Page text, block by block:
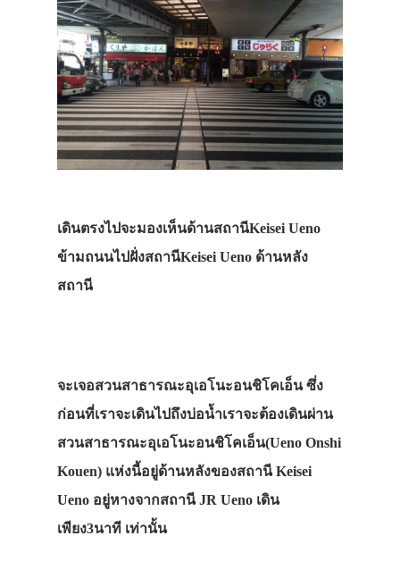
เดินตรงไปจะมองเห็นด้านสถานีKeisei Ueno
ข้ามถนนไปฝั่งสถานีKeisei Ueno ด้านหลัง
สถานี
จะเจอสวนสาธารณะอุเอโนะอนชิโคเอ็น ซึ่ง
ก่อนที่เราจะเดินไปถึงบ่อน้ำเราจะต้องเดินผ่าน
สวนสาธารณะอุเอโนะอนชิโคเอ็น(Ueno Onshi
Kouen) แห่งนี้อยู่ด้านหลังของสถานี Keisei
Ueno อยู่หางจากสถานี JR Ueno เดิน
เพียง3นาที เท่านั้น